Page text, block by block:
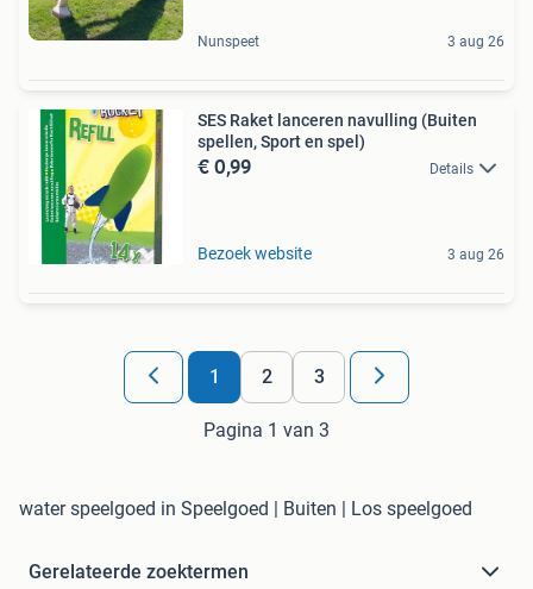
Nunspeet 3 aug 26
SES Raket lanceren navulling (Buiten
spellen, Sport en spel)
€ 0,99 Details
Bezoek website 3 aug 26
1 2 3
Pagina 1 van 3
water speelgoed in Speelgoed | Buiten | Los speelgoed
Gerelateerde zoektermen